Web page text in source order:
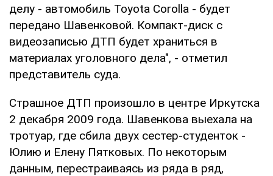
делу - автомобиль Toyota Corolla - будет
передано Шавенковой. Компакт-диск с
видеозаписью ДТП будет храниться в
материалах уголовного дела", - отметил
представитель суда.
Страшное ДТП произошло в центре Иркутска
2 декабря 2009 года. Шавенкова выехала на
тротуар, где сбила двух сестер-студенток -
Юлию и Елену Пятковых. По некоторым
данным, перестраиваясь из ряда в ряд,